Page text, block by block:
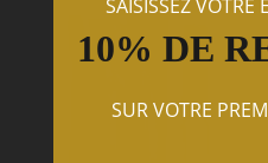
SAISISSEZ VOTRE
10% DE
SUR VOTRE